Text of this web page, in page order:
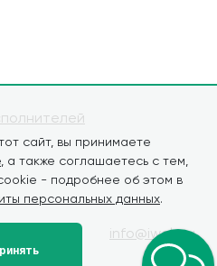
сайт, вы принимаете
, а также соглашаетесь с тем,
- подробнее об этом в
персональных данных.
info@iwaly.ru